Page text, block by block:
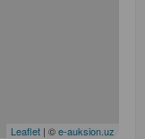
Leaflet | ©e-auksion.uz